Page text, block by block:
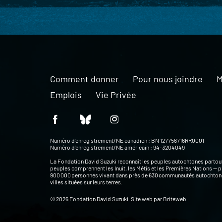
Comment donner Pour nous joindre
Emplois
Vie Privée
Numéro d’enregistrement/NE canadien : BN 127756716RR0001
Numéro d’enregistrement/NE américain : 94-3204049
La Fondation David Suzuki reconnaît les peuples autochtones
peuples comprennent les Inuit, les Métis et les Premières Nations —
900 000 personnes vivant dans près de 630 communautés
villes situées sur leurs terres.
© 2026 Fondation David Suzuki. Site web par Briteweb